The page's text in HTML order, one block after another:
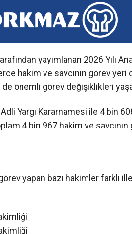
yayımlanan 2026 Yılı
hakim ve savcının görev yeri
önemli görev değişiklikleri
Yargı Kararnamesi ile 4 bin
4 bin 967 hakim ve savcının
yapan bazı hakimler farklı
Hakimliği